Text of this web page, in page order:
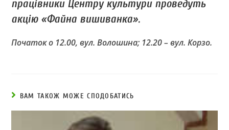
працівники Центру культури проведуть
акцію «Файна вишиванка».
Початок о 12.00, вул. Волошина; 12.20 – вул. Корзо.
ВАМ ТАКОЖ МОЖЕ СПОДОБАТИСЬ